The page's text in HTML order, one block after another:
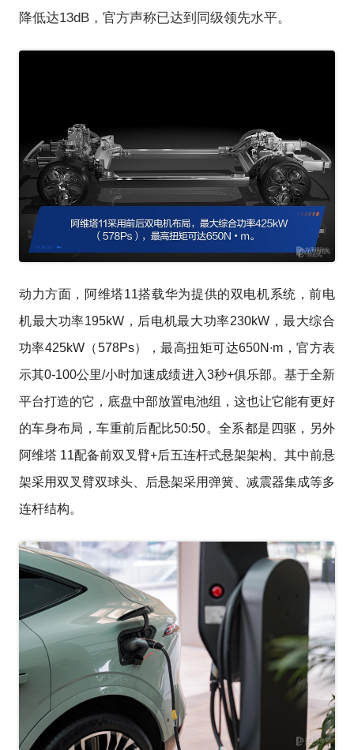
降低达13dB，官方声称已达到同级领先水平。
动力方面，阿维塔11搭载华为提供的双电机系统，前电
机最大功率195kW，后电机最大功率230kW，最大综合
功率425kW（578Ps），最高扭矩可达650N∙m，官方表
示其0-100公里/小时加速成绩进入3秒+俱乐部。基于全新
平台打造的它，底盘中部放置电池组，这也让它能有更好
的车身布局，车重前后配比50:50。全系都是四驱，另外
阿维塔 11配备前双叉臂+后五连杆式悬架架构、其中前悬
架采用双叉臂双球头、后悬架采用弹簧、减震器集成等多
连杆结构。